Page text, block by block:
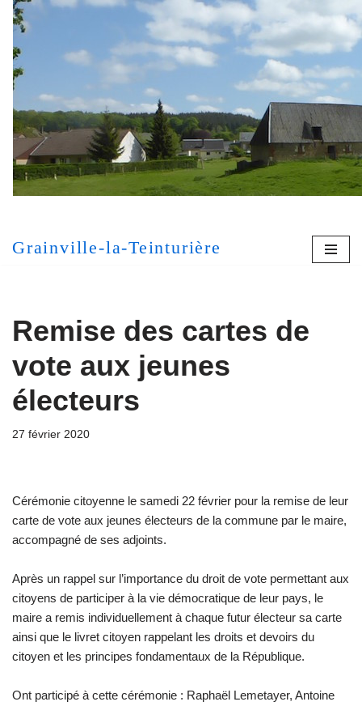
Aller
au
contenu
Grainville-la-Teinturière
Remise des cartes de
vote aux jeunes
électeurs
27 février 2020
Cérémonie citoyenne le samedi 22 février pour la remise de leur
carte de vote aux jeunes électeurs de la commune par le maire,
accompagné de ses adjoints.
Après un rappel sur l’importance du droit de vote permettant aux
citoyens de participer à la vie démocratique de leur pays, le
maire a remis individuellement à chaque futur électeur sa carte
ainsi que le livret citoyen rappelant les droits et devoirs du
citoyen et les principes fondamentaux de la République.
Ont participé à cette cérémonie : Raphaël Lemetayer, Antoine